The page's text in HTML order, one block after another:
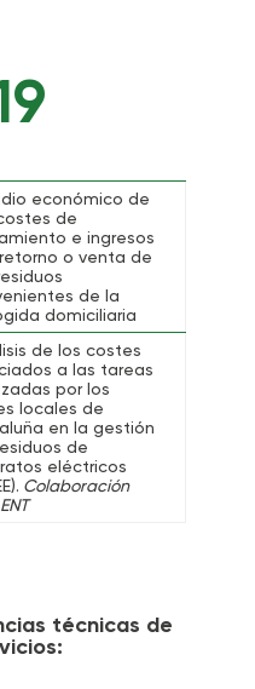
económico de
de
e ingresos
o venta de
de la
domiciliaria
de los costes
a las tareas
por los
locales de
en la gestión
de
eléctricos
Colaboración
técnicas de